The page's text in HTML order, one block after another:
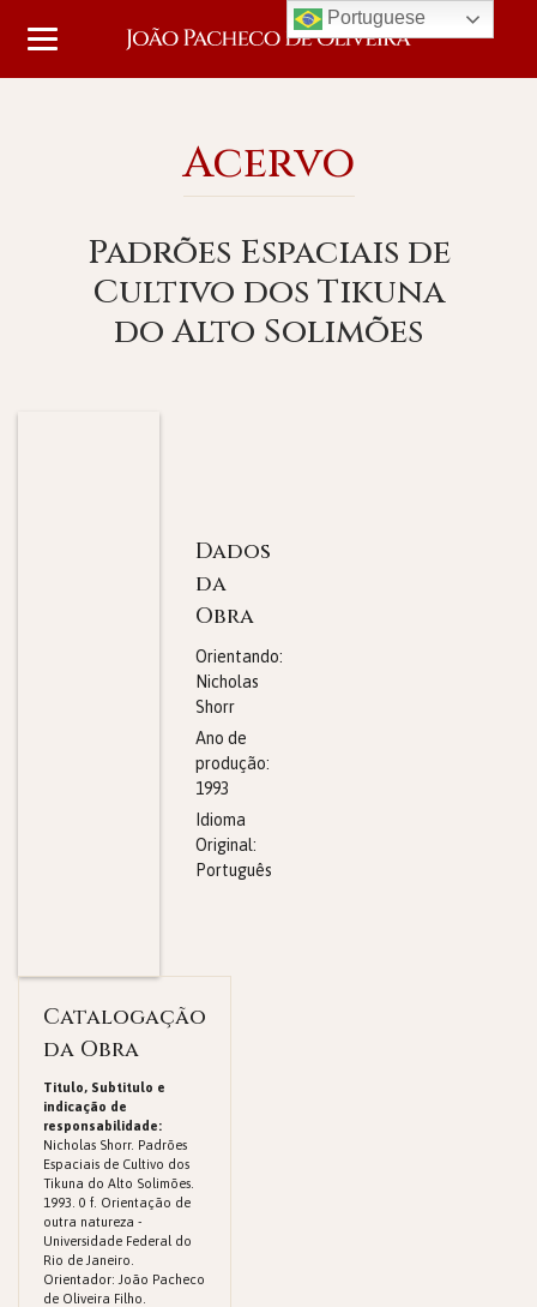
Acervo
Padrões Espaciais de
Cultivo dos Tikuna
do Alto Solimões
Dados
da
Obra
Orientando:
Nicholas
Shorr
Ano de
produção:
1993
Idioma
Original:
Português
Catalogação
da Obra
Titulo, Subtitulo e
indicação de
responsabilidade:
Nicholas Shorr. Padrões
Espaciais de Cultivo dos
Tikuna do Alto Solimões.
1993. 0 f. Orientação de
outra natureza -
Universidade Federal do
Rio de Janeiro.
Orientador: João Pacheco
de Oliveira Filho.
Portuguese